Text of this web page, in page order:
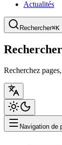
Actualités
Rechercher⌘K
Recherchez
Navigation de